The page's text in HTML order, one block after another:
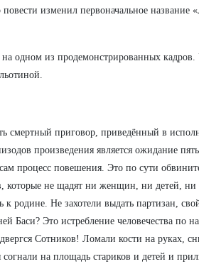
изменил первоначальное название
на одном из продемонстрированных кадров.
смертный приговор, приведённый в
произведения является ожидание
процесс повешения. Это по сути
которые не щадят ни женщин, ни детей, ни
к родине. Не захотели выдать партизан,
Баси? Это истребление человечества по
Сотников! Ломали кости на руках,
на площадь стариков и детей и